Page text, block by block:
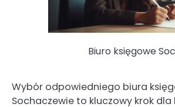
Biuro księgowe
Wybór odpowiedniego biura
Sochaczewie to kluczowy krok dla